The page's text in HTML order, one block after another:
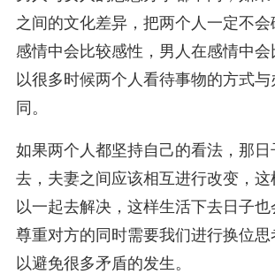
之间的文化差异，把两个人一定不
感情中会比较感性，男人在感情中
以很多时候两个人看待事物的方式
同。
如果两个人都坚持自己的看法，那
去，夫妻之间应该相互进行改变，
以一起去解决，这样生活下去日子也
尊重对方的同时需要我们进行换位
以避免很多矛盾的发生。